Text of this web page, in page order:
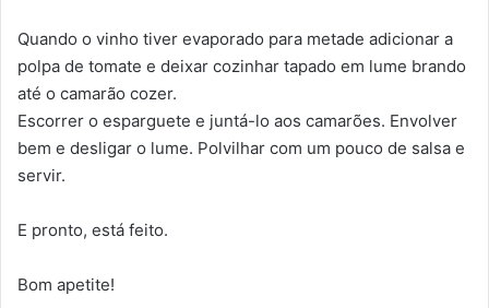
Quando o vinho tiver evaporado para metade adicionar a
polpa de tomate e deixar cozinhar tapado em lume brando
até o camarão cozer.
Escorrer o esparguete e juntá-lo aos camarões. Envolver
bem e desligar o lume. Polvilhar com um pouco de salsa e
servir.
E pronto, está feito.
Bom apetite!